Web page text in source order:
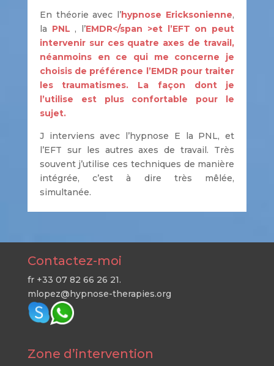
En théorie avec l’hypnose Ericksonienne,
la PNL , l’EMDR</span >et l’EFT on peut
intervenir sur ces quatre axes de travail,
néanmoins en ce qui me concerne je
choisis de préférence l’EMDR pour traiter
les traumatismes. La façon dont je
l’utilise est plus confortable pour le
sujet.
J interviens avec l’hypnose E la PNL, et
l’EFT sur les autres axes de travail. Très
souvent j’utilise ces techniques de manière
intégrée, c’est à dire très mêlée,
simultanée.
Contactez-moi
fr +33 07 82 66 26 21.
mlopez@hypnose-therapies.org
Zone d’intervention